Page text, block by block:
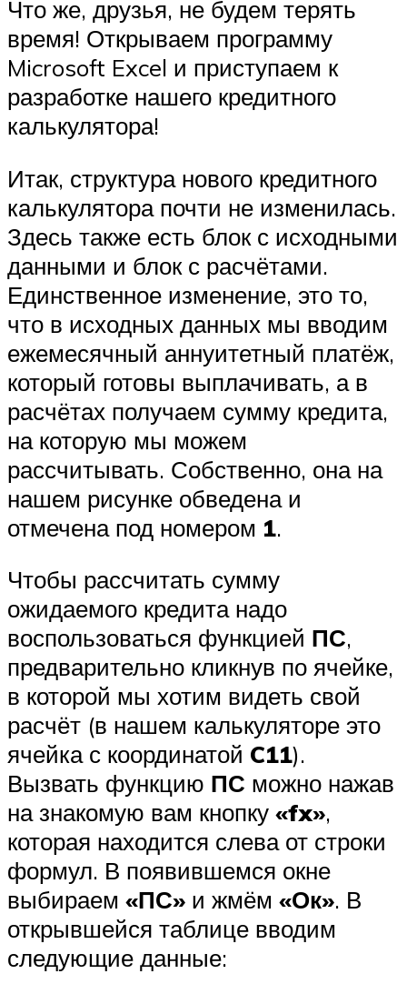
Что же, друзья, не будем терять
время! Открываем программу
Microsoft Excel и приступаем к
разработке нашего кредитного
калькулятора!
Итак, структура нового кредитного
калькулятора почти не изменилась.
Здесь также есть блок с исходными
данными и блок с расчётами.
Единственное изменение, это то,
что в исходных данных мы вводим
ежемесячный аннуитетный платёж,
который готовы выплачивать, а в
расчётах получаем сумму кредита,
на которую мы можем
рассчитывать. Собственно, она на
нашем рисунке обведена и
отмечена под номером 1.
Чтобы рассчитать сумму
ожидаемого кредита надо
воспользоваться функцией ПС,
предварительно кликнув по ячейке,
в которой мы хотим видеть свой
расчёт (в нашем калькуляторе это
ячейка с координатой C11).
Вызвать функцию ПС можно нажав
на знакомую вам кнопку «fx»,
которая находится слева от строки
формул. В появившемся окне
выбираем «ПС» и жмём «Ок». В
открывшейся таблице вводим
следующие данные: